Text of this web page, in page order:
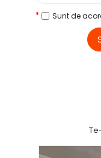
Sunt de